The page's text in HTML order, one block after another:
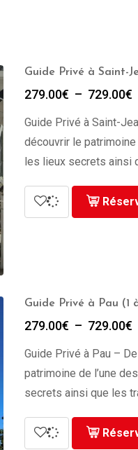
Guide Privé à Saint-
279.00€ – 729.00€
à
Guide Privé à Saint-
découvrir le
les lieux secrets ainsi
Guide Privé à Pau (1
279.00€ – 729.00€
à
Guide Privé à Pau –
patrimoine de l’une
secrets ainsi que les